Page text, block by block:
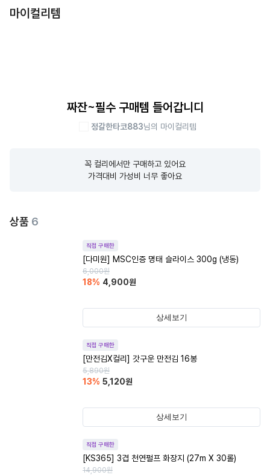
마이컬리템
짜잔~필수 구매템 들어갑니디
정갈한타코883님의 마이컬리템
꼭 컬리에서만 구매하고 있어요
가격대비 가성비 너무 좋아요
상품 6
직접 구매한
[다미원] MSC인증 명태 슬라이스 300g (냉동)
6,000원
18% 4,900원
상세보기
직접 구매한
[만전김X컬리] 갓구운 만전김 16봉
5,890원
13% 5,120원
상세보기
직접 구매한
[KS365] 3겹 천연펄프 화장지 (27m X 30롤)
14,900원